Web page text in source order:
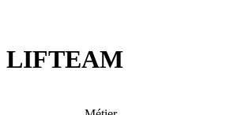
LIFTEAM